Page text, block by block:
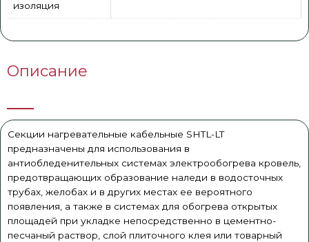
изоляция
Описание
Секции нагревательные кабельные SHTL-LT
предназначены для использования в
антиобледенительных системах электрообогрева кровель,
предотвращающих образование наледи в водосточных
трубах, желобах и в других местах ее вероятного
появления, а также в системах для обогрева открытых
площадей при укладке непосредственно в цементно-
песчаный раствор, слой плиточного клея или товарный